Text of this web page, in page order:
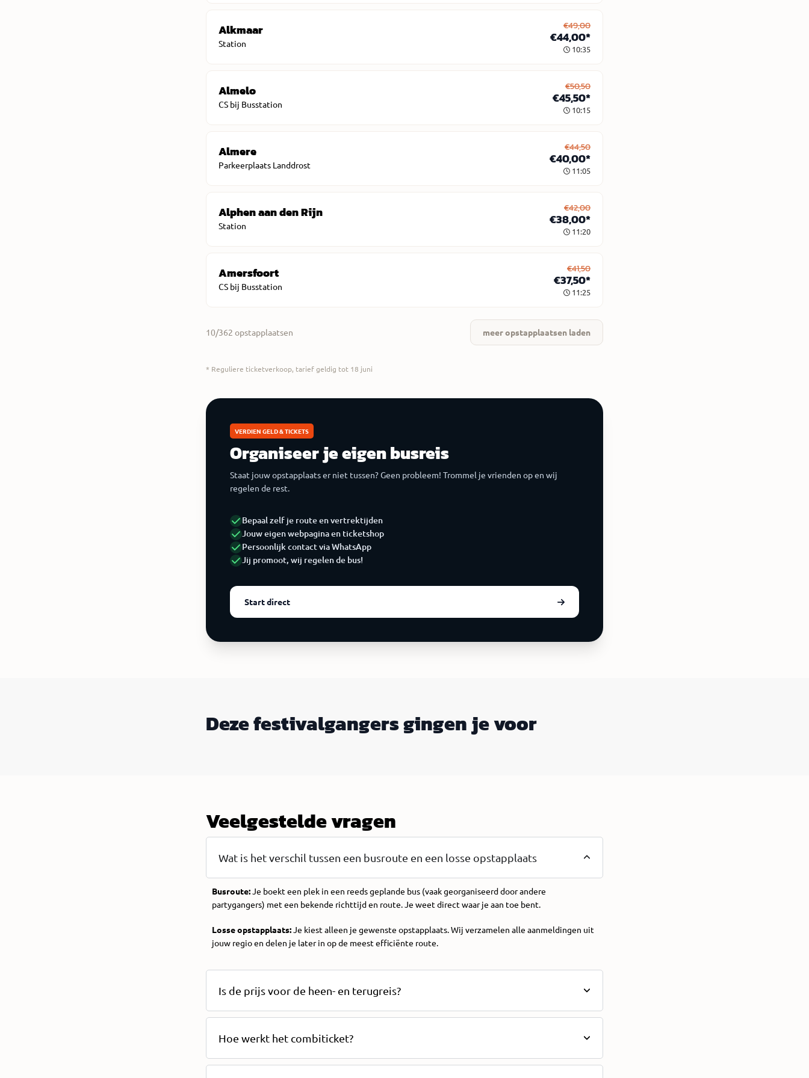
Alkmaar
Station
€49,00
€44,00*
10:35
Almelo
CS bij Busstation
€50,50
€45,50*
10:15
Almere
Parkeerplaats Landdrost
€44,50
€40,00*
11:05
Alphen aan den Rijn
Station
€42,00
€38,00*
11:20
Amersfoort
CS bij Busstation
€41,50
€37,50*
11:25
10/362 opstapplaatsen meer opstapplaatsen laden
* Reguliere ticketverkoop, tarief geldig tot 18 juni
VERDIEN GELD & TICKETS
Organiseer je eigen busreis
Staat jouw opstapplaats er niet tussen? Geen probleem! Trommel je vrienden op en wij
regelen de rest.
Bepaal zelf je route en vertrektijden
Jouw eigen webpagina en ticketshop
Persoonlijk contact via WhatsApp
Jij promoot, wij regelen de bus!
Start direct
Deze festivalgangers gingen je voor​
Veelgestelde vragen
Wat is het verschil tussen een busroute en een losse opstapplaats
Busroute: Je boekt een plek in een reeds geplande bus (vaak georganiseerd door andere
partygangers) met een bekende richttijd en route. Je weet direct waar je aan toe bent.
Losse opstapplaats: Je kiest alleen je gewenste opstapplaats. Wij verzamelen alle aanmeldingen uit
jouw regio en delen je later in op de meest efficiënte route.
Is de prijs voor de heen- en terugreis?
Hoe werkt het combiticket?